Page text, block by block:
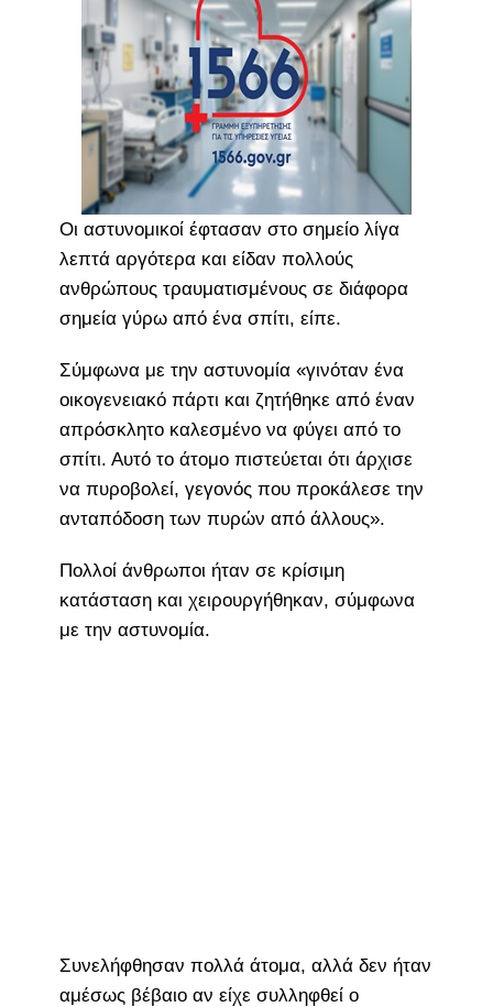
Οι αστυνομικοί έφτασαν στο σημείο λίγα
λεπτά αργότερα και είδαν πολλούς
ανθρώπους τραυματισμένους σε διάφορα
σημεία γύρω από ένα σπίτι, είπε.
Σύμφωνα με την αστυνομία «γινόταν ένα
οικογενειακό πάρτι και ζητήθηκε από έναν
απρόσκλητο καλεσμένο να φύγει από το
σπίτι. Αυτό το άτομο πιστεύεται ότι άρχισε
να πυροβολεί, γεγονός που προκάλεσε την
ανταπόδοση των πυρών από άλλους».
Πολλοί άνθρωποι ήταν σε κρίσιμη
κατάσταση και χειρουργήθηκαν, σύμφωνα
με την αστυνομία.
Συνελήφθησαν πολλά άτομα, αλλά δεν ήταν
αμέσως βέβαιο αν είχε συλληφθεί ο